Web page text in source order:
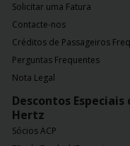
Solicitar uma Fatura
Contacte-nos
Créditos de Passageiros
Perguntas Frequentes
Nota Legal
Descontos Especiais
Hertz
Sócios ACP